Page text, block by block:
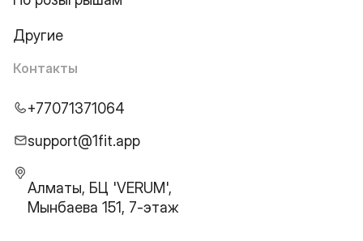
Другие
Контакты
+77071371064
support@1fit.app
Алматы, БЦ 'VERUM',
Мынбаева 151, 7-этаж